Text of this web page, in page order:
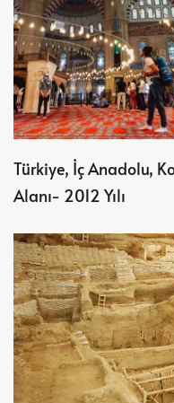
Türkiye, İç Anadolu,
Alanı- 2012 Yılı